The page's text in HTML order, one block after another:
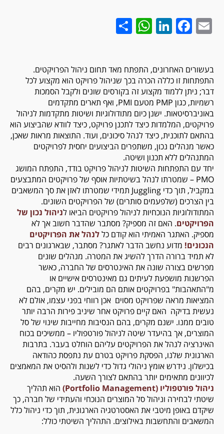
Email
Facebook
LinkedIn
WhatsApp
בעשורים האחרונים, התפתח מאד תחום ניהול הפרויקטים.
התפתחות זו כללה הכרה בכך שניהול פרויקט הוא מקצוע לכל
דבר; ניתן ללמוד מקצוע זה בקורסים שונים ולקבל הסמכות
רשמיות, כגון PMP מטעם PMI, ואף תארים מתקדמים
באוניברסיטאות. ישנן כיום מתודולוגיות ושיטות מתקדמות לניהול
פרויקטים, המלמדות כיצד לתכנן פרויקט, כיצד לוודא שהביצוע הוא
בהתאם לתוכנית, כיצד לנהל סיכונים, ועוד. התוצאות מראות שאכן,
כאשר מנהלים נכון, משתפרים הביצועים יחסית לפרויקטים
המתנהלים ללא תכנון ושיטה.
יחד עם התפתחות השיטות לניהול פרויקט בודד, התפתח המושג
PMO – שמטרתו לנהל בשיטתיות אוסף של פרויקטים המתבצעים
במקביל, תוך כדי Juggling תמידי שמטרתו לאזן את סך המשאבים
בין הצרכים (שלפעמים סותרים) של הפרויקטים השונים.
המתודולוגיות הנוכחיות לניהול פרויקטים הביאו לניהול נכון של
הפרויקטים. האם זה מספיק? מסתבר שהדבר חשוב אך לא
מספיק. האתגר האמיתי הוא קודם כללנהל את הפרויקטים
הנכונים! מדוע נחשב הדבר לאתגר? מסתבר, שבארגונים רבים
לא תמיד ברורה הדרך להשיג את המטרה. מנהלים שונים
מפרשים בצורה שונה את האינטרסים של החברה, כאשר
הפרשנות מושפעת לעיתים גם מאינטרסים אישיים או
מ"התאהבות" בפרויקטים אותם הם מובילים. יש מקרים, בהם
המציאות מראה שפרויקט מסוים אכן רווחי בפני עצמו, אולם לא
נעשית בדיקה האם קיים פרויקט אחר שיניב פירות הרבה יותר
טובים ממנו. ישנם מקרים, בהם הנסיבות מחייבות שינוי של סל
המוצרים, אך בהיעדר שיטה לניהול פורטפוליו – ממשיכים בכוח
האינרציה לנהל את הפרויקטים עליהם הוחלט בעבר. בתרבות
הארגונית שלנו, הפסקת פרויקט בטרם עת נתפסת כהודאה
בכישלון. נידרש אומץ ניהולי גדול כדי לשנות ולהסיט את המאמצים
לכיוונים מתאימים יותר בהתאם לצורך השעה.
ניהול פורטפוליו (Portfolio Management)
הוא תהליך
שיטתי לבחירה וניהול סל המוצרים הנוכחי והעתידי של חברה, כך
שיקדם באופן מיטבי את האסטרטגיה הארגונית, תוך כדי ניהול כלל
המשאבים והתחשבות באילוצים. התהליך השיטתי כולל: